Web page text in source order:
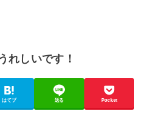
れしいです！
はてブ 送る Pocket